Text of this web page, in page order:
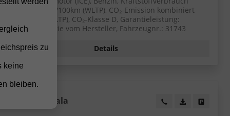
kombiniert 5,6 l/100km (WLTP), CO₂-Emission kombiniert
127.00 g/km (WLTP), CO₂-Klasse D, Garantieleistung:
Fahrzeuggarantie vom Hersteller, Fahrzeugnr.: 31743
Details
Scala Wir rufen Sie an!
PDF-Datei,
zu
keine
bleiben.